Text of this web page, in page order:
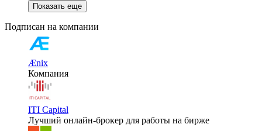
Показать еще
Подписан на компании
Ænix
Компания
ITI Capital
Лучший онлайн-брокер для работы на бирже